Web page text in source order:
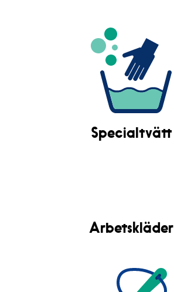
Specialtvätt
Arbetskläder